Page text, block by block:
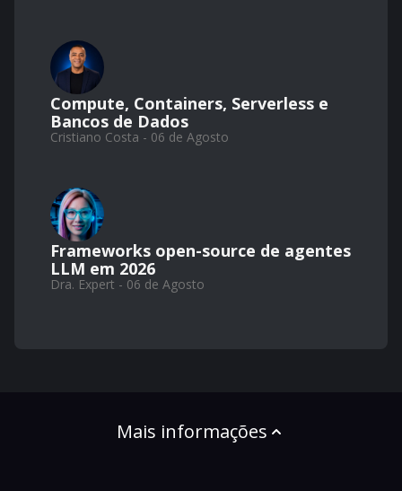
Compute, Containers, Serverless e
Bancos de Dados
Cristiano Costa - 06 de Agosto
Frameworks open-source de agentes
LLM em 2026
Dra. Expert - 06 de Agosto
Mais informações